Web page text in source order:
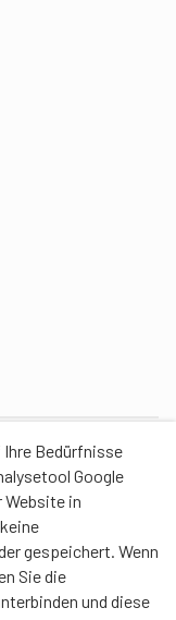
Bedürfnisse
Google
Website in
gespeichert. Wenn
Sie die
und diese